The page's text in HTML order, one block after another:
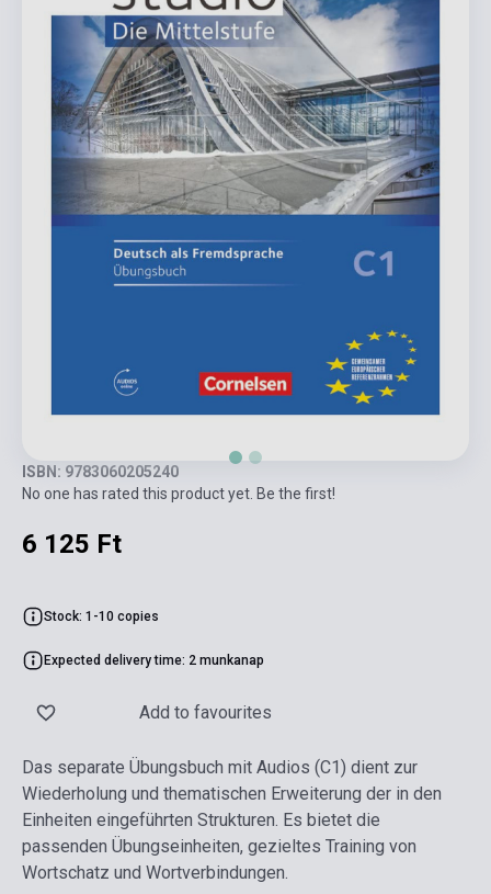
ISBN: 9783060205240
No one has rated this product yet. Be the first!
6 125 Ft
Stock: 1-10 copies
Expected delivery time: 2 munkanap
Add to favourites
Das separate Übungsbuch mit Audios (C1) dient zur
Wiederholung und thematischen Erweiterung der in den
Einheiten eingeführten Strukturen. Es bietet die
passenden Übungseinheiten, gezieltes Training von
Wortschatz und Wortverbindungen.